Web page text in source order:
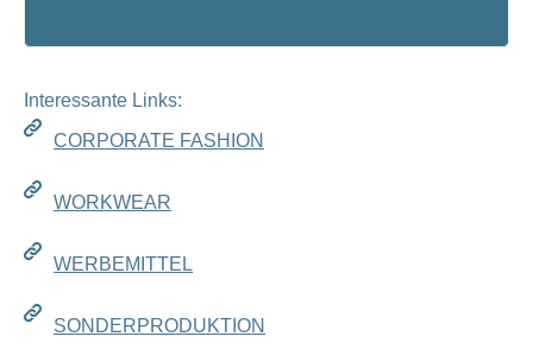
Interessante Links:
CORPORATE FASHION
WORKWEAR
WERBEMITTEL
SONDERPRODUKTION